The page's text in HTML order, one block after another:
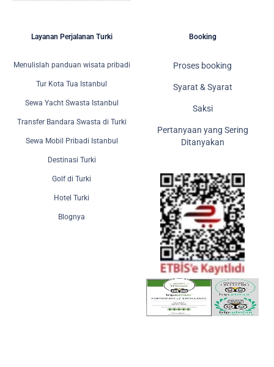
Layanan Perjalanan Turki
Menulislah panduan wisata pribadi
Tur Kota Tua Istanbul
Sewa Yacht Swasta Istanbul
Transfer Bandara Swasta di Turki
Sewa Mobil Pribadi Istanbul
Destinasi Turki
Golf di Turki
Hotel Turki
Blognya
Booking
Proses booking
Syarat & Syarat
Saksi
Pertanyaan yang Sering
Ditanyakan